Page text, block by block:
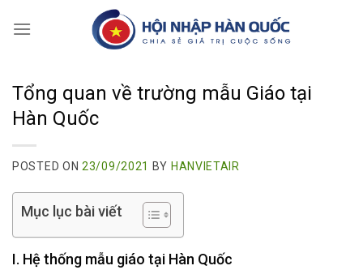
Tổng quan về trường mẫu Giáo tại
Hàn Quốc
POSTED ON 23/09/2021 BY HANVIETAIR
Mục lục bài viết
I. Hệ thống mẫu giáo tại Hàn Quốc